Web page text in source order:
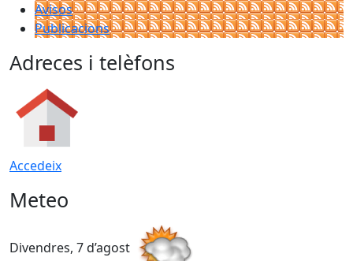
Avisos
Publicacions
Adreces i telèfons
Accedeix
Meteo
Divendres, 7 d’agost